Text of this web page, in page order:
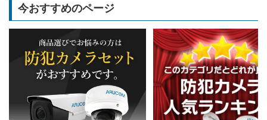
今おすすめのページ